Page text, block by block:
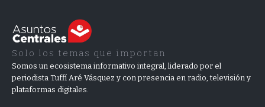
Solo los temas que importan
Somos un ecosistema informativo integral, liderado por el
periodista Tuffí Aré Vásquez y con presencia en radio, televisión y
plataformas digitales.